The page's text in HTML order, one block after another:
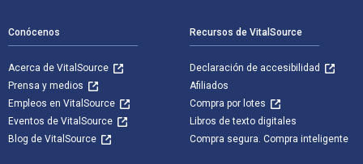
Conócenos
Acerca de VitalSource
Prensa y medios
Empleos en VitalSource
Eventos de VitalSource
Blog de VitalSource
Recursos de VitalSource
Declaración de accesibilidad
Afiliados
Compra por lotes
Libros de texto digitales
Compra segura. Compra inteligente